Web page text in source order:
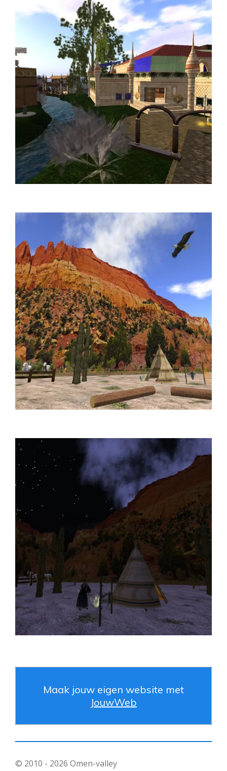
Maak jouw eigen website met
JouwWeb
© 2010 - 2026 Omen-valley